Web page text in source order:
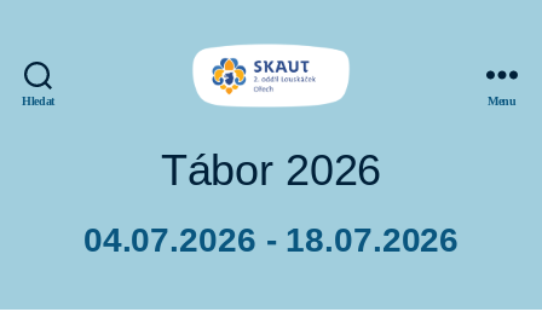
Hledat
Louskáček
Menu
Tábor 2026
Datum
04.07.2026 - 18.07.2026